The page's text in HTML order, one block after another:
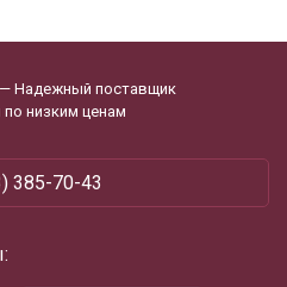
Надежный поставщик
по низким ценам
385-70-43